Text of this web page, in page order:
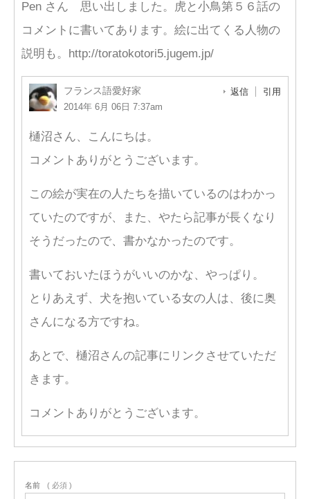
Pen さん 思い出しました。虎と小鳥第５６話の
コメントに書いてあります。絵に出てくる人物の
説明も。http://toratokotori5.jugem.jp/
フランス語愛好家
2014年 6月 06日 7:37am
返信 引用
樋沼さん、こんにちは。
コメントありがとうございます。
この絵が実在の人たちを描いているのはわかっ
ていたのですが、また、やたら記事が長くなり
そうだったので、書かなかったのです。
書いておいたほうがいいのかな、やっぱり。
とりあえず、犬を抱いている女の人は、後に奥
さんになる方ですね。
あとで、樋沼さんの記事にリンクさせていただ
きます。
コメントありがとうございます。
名前 ( 必須 )